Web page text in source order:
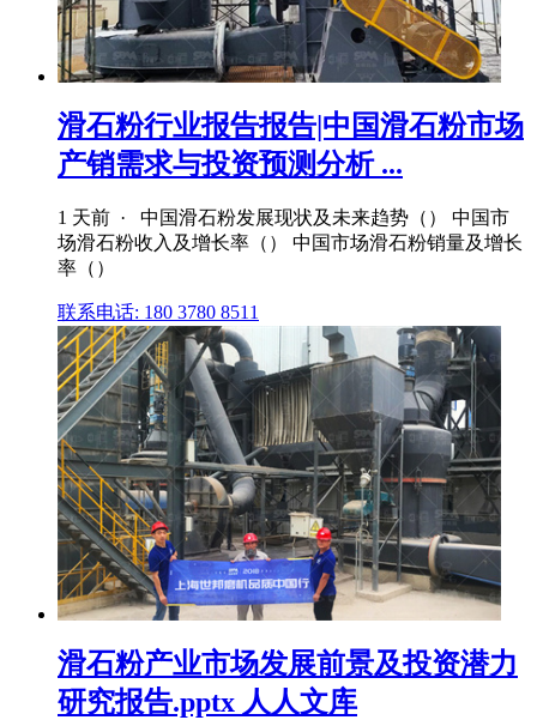
滑石粉行业报告报告|中国滑石粉市场
产销需求与投资预测分析 ...
1 天前 · 中国滑石粉发展现状及未来趋势（） 中国市
场滑石粉收入及增长率（） 中国市场滑石粉销量及增长
率（）
联系电话: 180 3780 8511
滑石粉产业市场发展前景及投资潜力
研究报告.pptx 人人文库